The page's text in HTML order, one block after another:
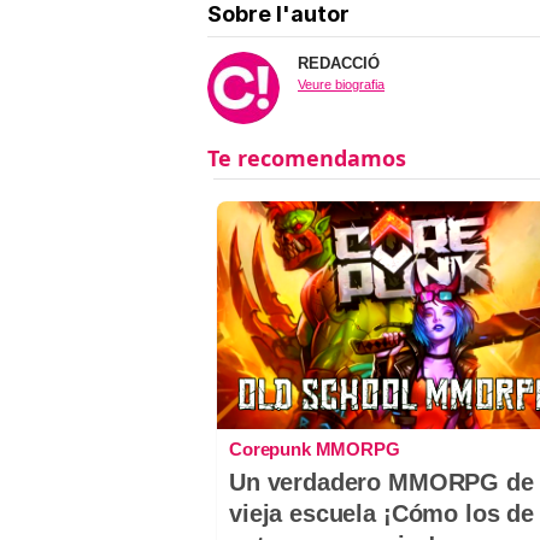
Sobre l'autor
REDACCIÓ
Veure biografia
Corepunk MMORPG
Un verdadero MMORPG de
vieja escuela ¡Cómo los de